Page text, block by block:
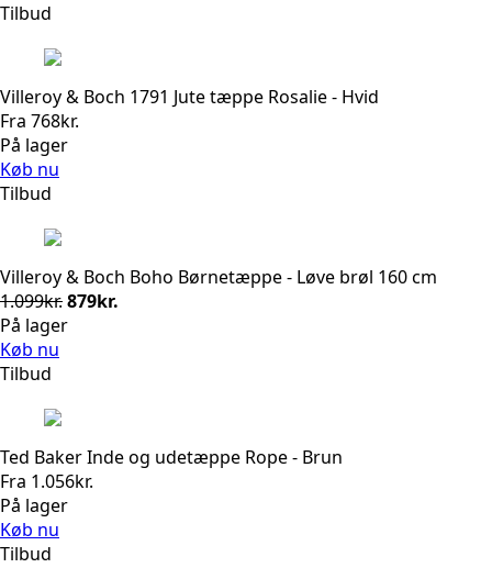
Tilbud
Villeroy & Boch 1791 Jute tæppe Rosalie - Hvid
Fra 768kr.
På lager
Køb nu
Tilbud
Villeroy & Boch Boho Børnetæppe - Løve brøl 160 cm
1.099kr.Den
oprindelige
879kr.
På lager
Køb nu
Tilbud
Ted Baker Inde og udetæppe Rope - Brun
Fra 1.056kr.
På lager
Køb nu
Tilbud